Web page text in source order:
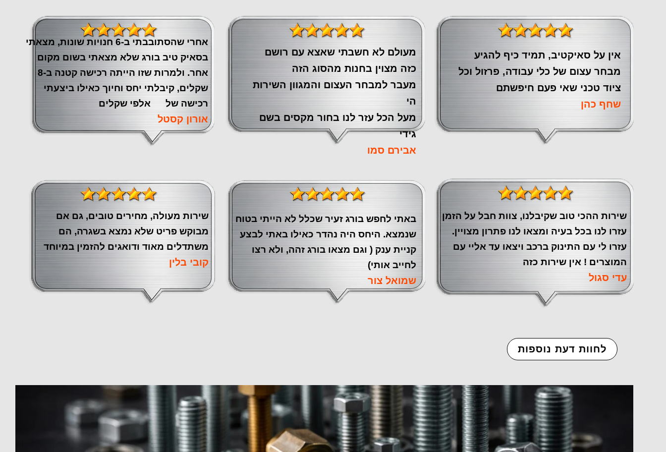
מעולם לא חשבתי שאצא עם רושם
כזה מצוין ‏בחנות מהסוג הזה
‏מעבר ‏למבחר העצום והמגוון השירות
הי
מעל הכל עזר לנו ‏בחור מקסים בשם
גידי
אבירם סמו
אין על סאיקטיב, תמיד כיף להגיע
מבחר עצום של כלי עבודה, פרזול וכל
ציוד טכני שאי פעם חיפשתם
שחף כהן
אחרי שהסתובבתי ב-6 חנויות שונות, מצאתי
בסאיק טיב בורג שלא מצאתי בשום מקום
אחר. ולמרות שזו הייתה רכישה קטנה ב-8
שקלים, קיבלתי יחס וחיוך כאילו ביצעתי
רכישה של אלפי שקלים
אורון קסטל
שירות ההכי טוב שקיבלנו, צוות חבל על הזמן
עזרו לנו בכל בעיה ומצאו לנו פתרון מצויין.
עזרו לי עם התינוק ברכב ויצאו עד אליי עם
המוצרים ! אין שירות כזה
עדי סגול
באתי לחפש בורג זעיר שכלל לא הייתי בטוח
שנמצא. היחס היה נהדר כאילו באתי לבצע
קניית ענק ( וגם מצאו בורג זהה, ולא רצו
לחייב אותי)
שמואל צור
שירות מעולה, מחירים טובים, גם אם
מבוקש פריט שלא נמצא בשגרה, הם
משתדלים מאוד ודואגים להזמין במיוחד
קובי בלין
לחוות דעת נוספות